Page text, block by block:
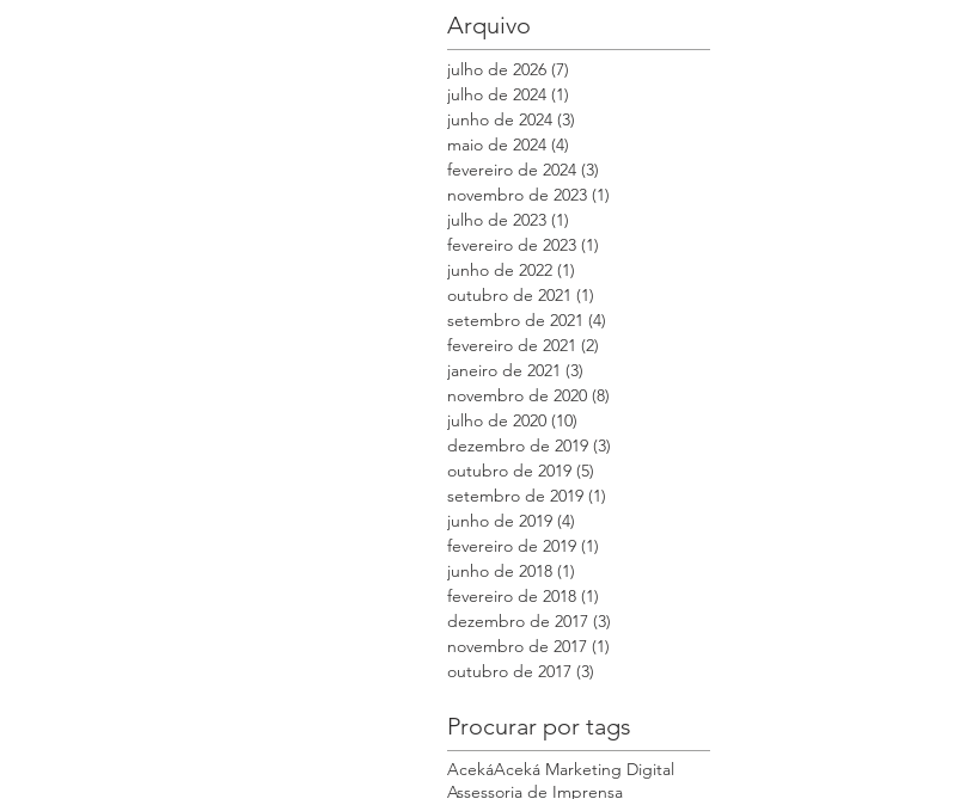
Arquivo
julho de 2026 (7)
julho de 2024 (1)
junho de 2024 (3)
maio de 2024 (4)
fevereiro de 2024 (3)
novembro de 2023 (1)
julho de 2023 (1)
fevereiro de 2023 (1)
junho de 2022 (1)
outubro de 2021 (1)
setembro de 2021 (4)
fevereiro de 2021 (2)
janeiro de 2021 (3)
novembro de 2020 (8)
julho de 2020 (10)
dezembro de 2019 (3)
outubro de 2019 (5)
setembro de 2019 (1)
junho de 2019 (4)
fevereiro de 2019 (1)
junho de 2018 (1)
fevereiro de 2018 (1)
dezembro de 2017 (3)
novembro de 2017 (1)
outubro de 2017 (3)
Procurar por tags
AcekáAceká Marketing Digital
Assessoria de Imprensa